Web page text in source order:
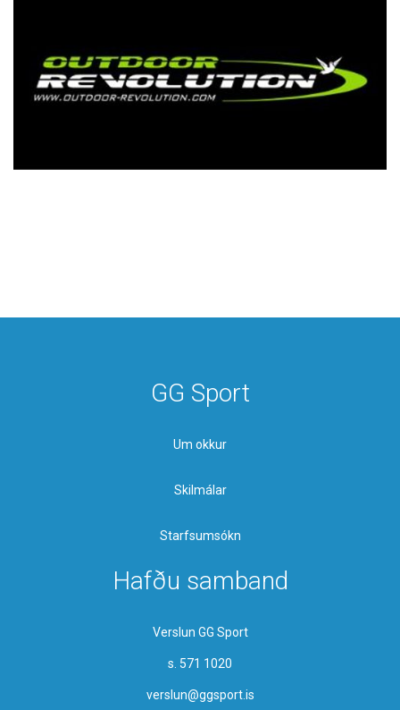
GG Sport
Um okkur
Skilmálar
Starfsumsókn
Hafðu samband
Verslun GG Sport
s. 571 1020
verslun@ggsport.is